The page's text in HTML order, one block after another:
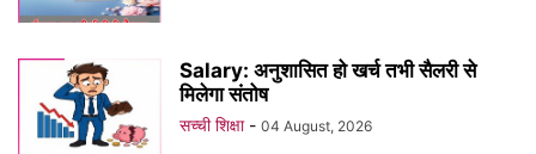
Salary: अनुशासित हो खर्च तभी सैलरी से
मिलेगा संतोष
सच्ची शिक्षा - 04 August, 2026